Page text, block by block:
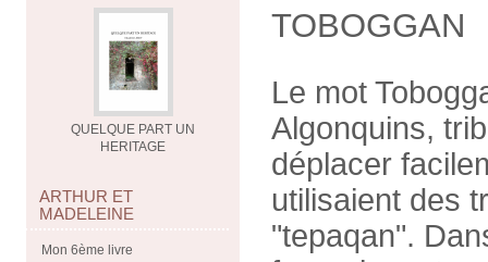
QUELQUE PART UN
HERITAGE
ARTHUR ET
MADELEINE
Mon 6ème livre
TOBOGGAN
Le mot
Algonquins,
déplacer
utilisaient des
"tepaqan".